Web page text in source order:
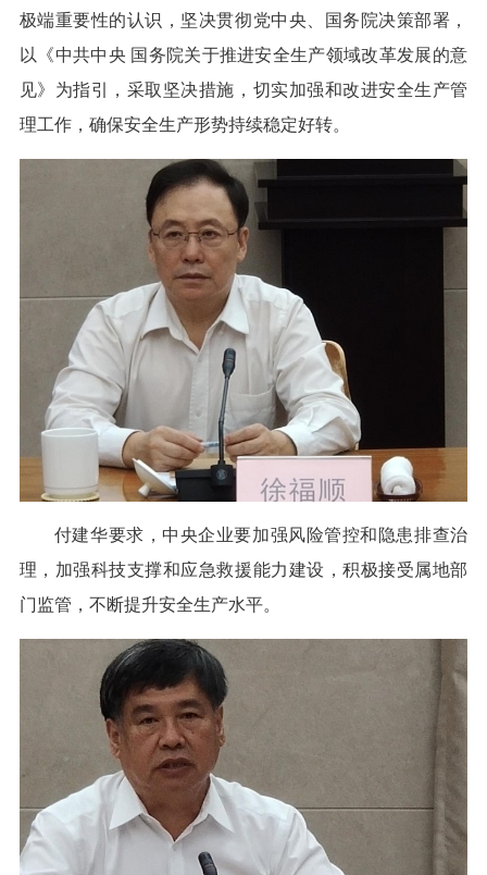
极端重要性的认识，坚决贯彻党中央、国务院决策部署，
以《中共中央 国务院关于推进安全生产领域改革发展的意
见》为指引，采取坚决措施，切实加强和改进安全生产管
理工作，确保安全生产形势持续稳定好转。
付建华要求，中央企业要加强风险管控和隐患排查治
理，加强科技支撑和应急救援能力建设，积极接受属地部
门监管，不断提升安全生产水平。